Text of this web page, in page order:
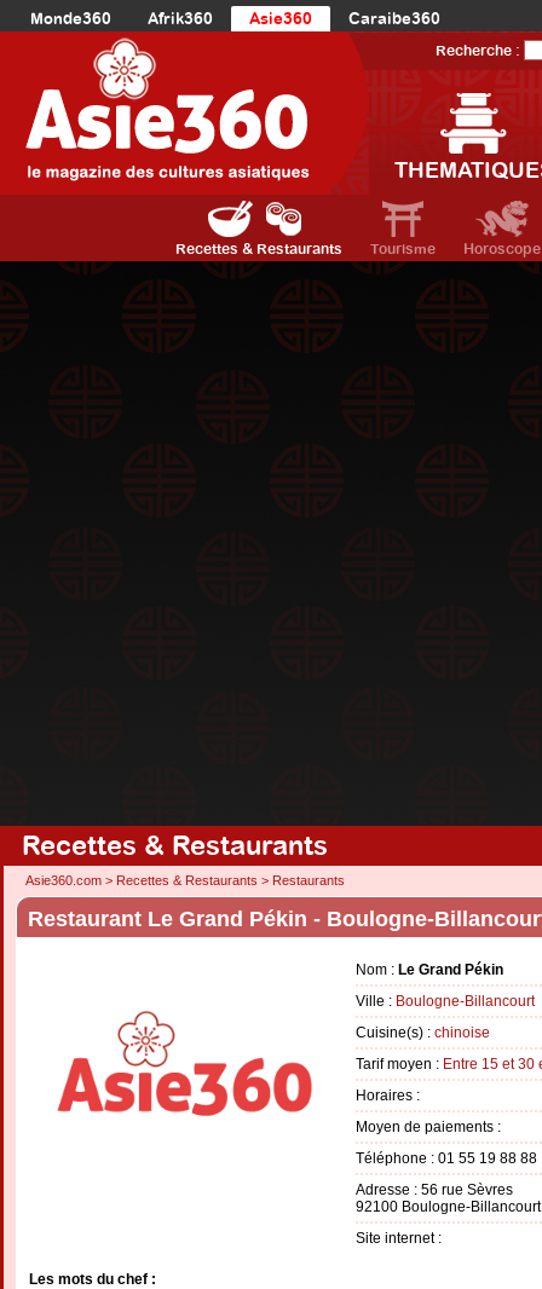
Monde360 Afrik360 Asie360
Caraibe360
Europe360
AmériqueDuNord360
Océanie360
Recherche :
Recettes & Restaurants Tourisme Horoscope
Recettes & Restaurants
Asie360.com > Recettes & Restaurants > Restaurants
Restaurant Le Grand Pékin - Boulogne-
Nom : Le Grand Pékin
Ville : Boulogne-Billancourt
Cuisine(s) : chinoise
Tarif moyen : Entre 15 et 30
Horaires :
Moyen de paiements :
Téléphone : 01 55 19 88 88
Adresse : 56 rue Sèvres
92100 Boulogne-Billancourt
Site internet :
Les mots du chef :